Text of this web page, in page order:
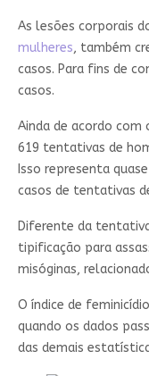
As lesões corporais
mulheres, também
casos. Para fins de
casos.
Ainda de acordo com
619 tentativas de
Isso representa
casos de tentativas
Diferente da
tipificação para
misóginas,
O índice de
quando os dados
das demais